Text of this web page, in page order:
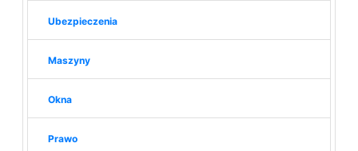
Ubezpieczenia
Maszyny
Okna
Prawo